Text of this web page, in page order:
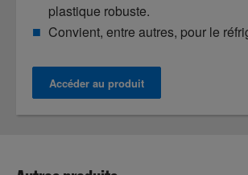
plastique robuste.
Convient, entre autres, pour le
Accéder au produit